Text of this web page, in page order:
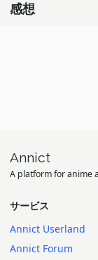
WWWAの兵器開発
ャノンでエレノア
100億クレジット
否、基地をマルカ
リー主任。彼を助
感想
Annict
A platform for anime
サービス
Annict Userland
Annict Forum